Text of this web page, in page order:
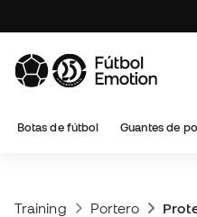
Botas de fútbol Guantes de
Training Portero